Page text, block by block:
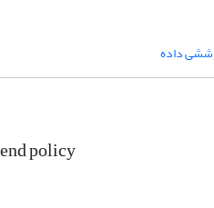
داده
policy